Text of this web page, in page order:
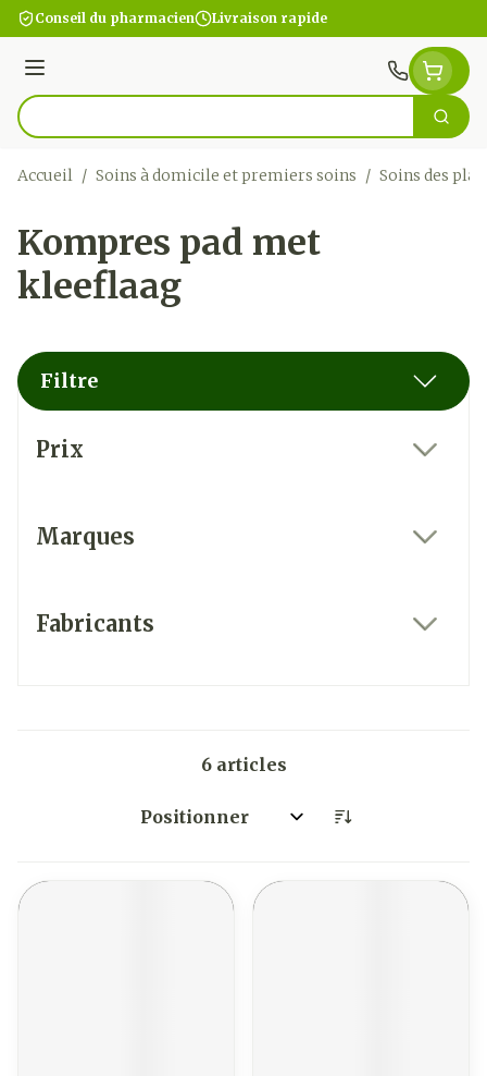
Aller au contenu
Conseil du pharmacien Livraison rapide
Menu
Rechercher
Accueil / Soins à domicile et premiers soins / Soins des
Kompres pad met
kleeflaag
Filtre
Prix
Marques
Fabricants
6articles
Trier par: